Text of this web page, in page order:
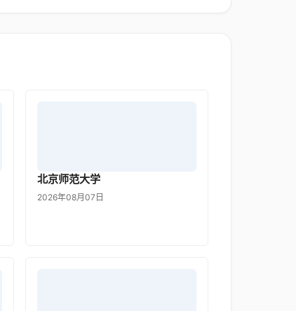
北京师范大学
2026年08月07日